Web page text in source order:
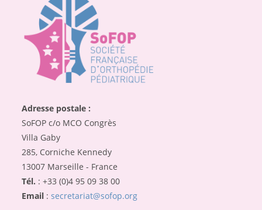
Adresse postale :
SoFOP c/o MCO Congrès
Villa Gaby
285, Corniche Kennedy
13007 Marseille - France
Tél. : +33 (0)4 95 09 38 00
Email :secretariat@sofop.org